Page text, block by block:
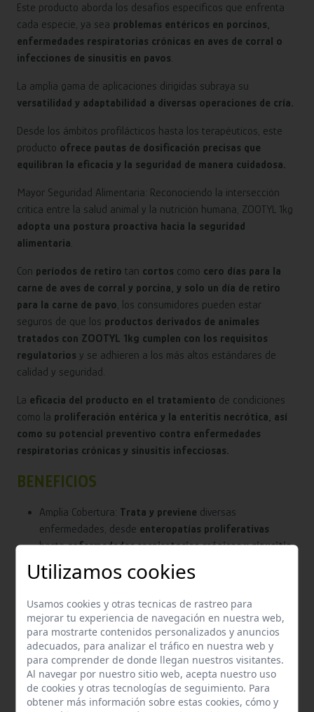
Este producto aborda los desafíos específicos que enfrenta
cada especie, ya sea problemas entéricos en porcinos,
enfermedades respiratorias crónicas en aves de corral o
infecciones de sinusitis en pavos.
La amplia gama de aplicaciones dirigidas subraya su
versatilidad y adaptabilidad a diversas operaciones de cría.
Desde los ámbitos profilácticos hasta los terapéuticos, este
producto ofrece pautas de dosificación precisas que
equilibran la eficacia y la seguridad de manera cuidadosa.
Mayor Seguridad Alimentaria: Reconociendo la intersección
crítica entre la salud animal y la nutrición humana, ZOOTYL 1kg
adopta una postura proactiva hacia la seguridad
alimentaria.
Con períodos de retiro tan cortos como cero días para la
carne de aves de corral y porcina, y solo un día de retiro
para la carne de pavo, los consumidores pueden estar
seguros de que los productos derivados de animales
tratados con ZOOTYL 1kg cumplen con los requisitos
regulatorios y se adhieren a los más altos estándares de
calidad y seguridad.
La eficacia del producto en el tratamiento de condiciones
como la proliferación entérica y la enteritis necrótica, así
como su potencial preventivo contra enfermedades
respiratorias crónicas y sinusitis infecciosas.
BENEFICIOS
Amplia Cobertura: Trata y previene diversas
enfermedades, desde enteropatías proliferativas
hastaenfermedades respiratorias crónicas y sinusitis
infecciosa.
previene su aparición, mejorando la salud general de
los animales.
Protocolos dedosificación adaptablepara tratamientos
a corto y largo plazo,adecuados para diferentes etapas
de crecimiento.
Cortos períodos de retiro para carne y huevos
Utilizamos cookies
Usamos cookies y otras tecnicas de rastreo para
mejorar tu experiencia de navegación en nuestra web,
para mostrarte contenidos personalizados y anuncios
adecuados, para analizar el tráfico en nuestra web y
para comprender de donde llegan nuestros visitantes.
Al navegar por nuestro sitio web, acepta nuestro uso
de cookies y otras tecnologías de seguimiento. Para
obtener más información sobre estas cookies, cómo y